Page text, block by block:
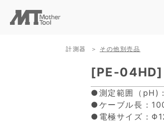
計測器 その他別売品
[PE-
●測定範囲（pH)
●ケーブル長：
●電極サイズ：